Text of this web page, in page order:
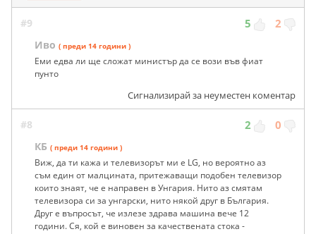
#9 5 2
Иво ( преди 14 години )
Еми едва ли ще сложат министър да се вози във фиат
пунто
Сигнализирай за неуместен коментар
#8 2 0
КБ ( преди 14 години )
Виж, да ти кажа и телевизорът ми е LG, но вероятно аз
съм един от малцината, притежаващи подобен телевизор
които знаят, че е направен в Унгария. Нито аз смятам
телевизора си за унгарски, нито някой друг в България.
Друг е въпросът, че излезе здрава машина вече 12
години. Ся, кой е виновен за качествената стока -